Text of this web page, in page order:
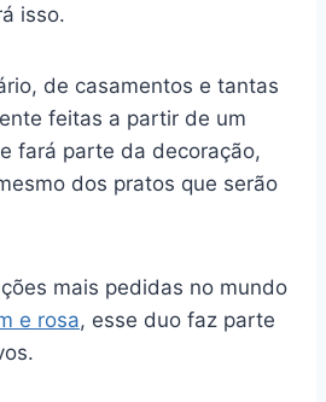
isso.
de casamentos e tantas
feitas a partir de um
fará parte da decoração,
dos pratos que serão
mais pedidas no mundo
e rosa, esse duo faz parte